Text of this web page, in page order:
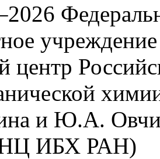
центр
и Ю.А.
ИБХ РАН)